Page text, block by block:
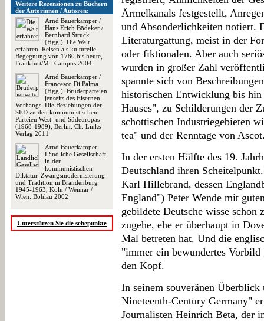
Weitere Rezensionen zu Büchern
der Autorinnen / Autoren:
Arnd Bauerkämper /
Hans Erich Bödeker /
Bernhard Struck
(Hgg.): Die Welt
erfahren. Reisen als kulturelle
Begegnung von 1780 bis heute,
Frankfurt/M.: Campus 2004
Arnd Bauerkämper /
Francesco Di Palma
(Hgg.): Bruderparteien
jenseits des Eisernen
Vorhangs. Die Beziehungen der
SED zu den kommunistischen
Parteien West- und Südeuropas
(1968-1989), Berlin: Ch. Links
Verlag 2011
Arnd Bauerkämper:
Ländliche Gesellschaft
in der
kommunistischen
Diktatur. Zwangsmodernisierung
und Tradition in Brandenburg
1945-1963, Köln / Weimar /
Wien: Böhlau 2002
Unterstützen Sie die sehepunkte
Ärmelkanals festgestellt,
und Absonderlichkeiten notiert.
Literaturgattung, meist in der
oder fiktionalen. Aber auch
wurden in großer Zahl
spannte sich von
historischen Entwicklung bis
Hauses", zu Schilderungen der
schottischen Industriegebieten
tea" und der Renntage von
In der ersten Hälfte des 19.
Deutschland ihren
Karl Hillebrand, dessen
England") Peter Wende mit
gebildete Deutsche wisse
zugehe, ehe er überhaupt in
Mal betreten hat. Und die
"immer ein bewundertes
den Kopf.
In seinem souveränen
Nineteenth-Century Germany"
Journalisten Heinrich Beta, der